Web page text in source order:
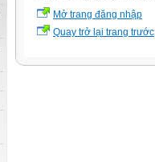
Mở trang đăng nhập
Quay trở lại trang trước